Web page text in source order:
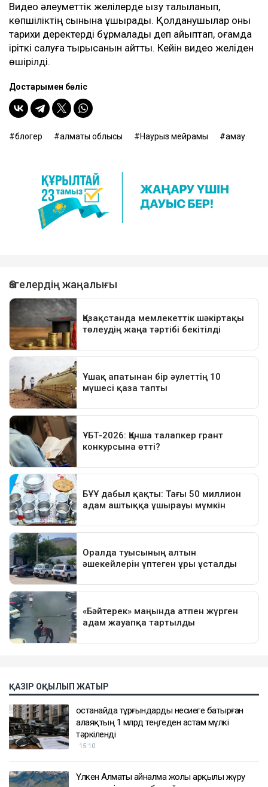
Видео әлеуметтік желілерде қызу талқыланып,
көпшіліктің сынына ұшырады. Қолданушылар оны
тарихи деректерді бұрмалады деп айыптап, қоғамда
іріткі салуға тырысқанын айтты. Кейін видео желіден
өшірілді.
Достарыңмен бөліс
блогер алматы облысы Наурыз мейрамы қамау
ҚАЗІР ОҚЫЛЫП ЖАТЫР
Қостанайда тұрғындарды несиеге батырған
алаяқтың 1 млрд теңгеден астам мүлкі
тәркіленді
15:10
Үлкен Алматы айналма жолы арқылы жүру